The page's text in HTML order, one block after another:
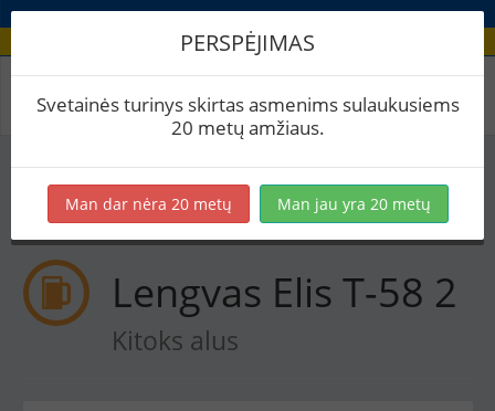
Receptas / Lengvas Elis T-58 2
Virimai (1)
BeerXML
Lengvas Elis T-58 2
Kitoks alus
PERSPĖJIMAS
Svetainės turinys skirtas asmenims sulaukusiems
20 metų amžiaus.
Man dar nėra 20 metų Man jau yra 20 metų